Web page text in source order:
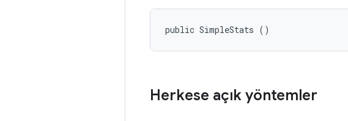
public SimpleStats ()
Herkese açık yöntemler